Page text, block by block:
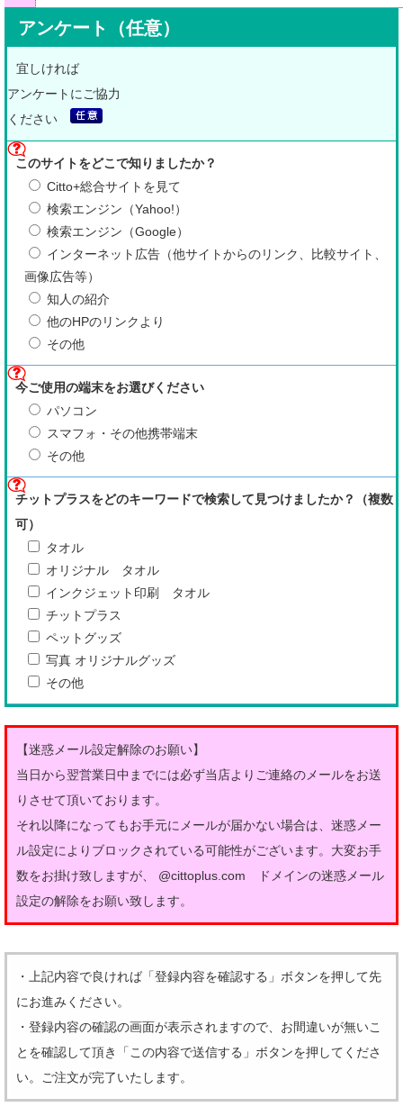
アンケート（任意）
宜しければ
アンケートにご協力
ください
このサイトをどこで知りましたか？
Citto+総合サイトを見て
検索エンジン（Yahoo!）
検索エンジン（Google）
インターネット広告（他サイトからのリンク、比較サイト、
画像広告等）
知人の紹介
他のHPのリンクより
その他
今ご使用の端末をお選びください
パソコン
スマフォ・その他携帯端末
その他
チットプラスをどのキーワードで検索して見つけましたか？（複数
可）
タオル
オリジナル タオル
インクジェット印刷 タオル
チットプラス
ペットグッズ
写真 オリジナルグッズ
その他
【迷惑メール設定解除のお願い】
当日から翌営業日中までには必ず当店よりご連絡のメールをお送
りさせて頂いております。
それ以降になってもお手元にメールが届かない場合は、迷惑メー
ル設定によりブロックされている可能性がございます。大変お手
数をお掛け致しますが、 @cittoplus.com ドメインの迷惑メール
設定の解除をお願い致します。
・上記内容で良ければ「登録内容を確認する」ボタンを押して先
にお進みください。
・登録内容の確認の画面が表示されますので、お間違いが無いこ
とを確認して頂き「この内容で送信する」ボタンを押してくださ
い。ご注文が完了いたします。